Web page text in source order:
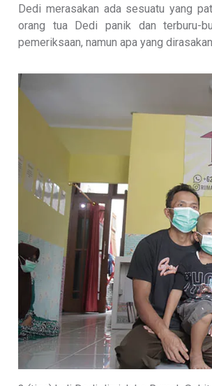
Dedi merasakan ada sesuatu yang
orang tua Dedi panik dan terburu-
pemeriksaan, namun apa yang